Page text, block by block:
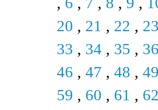
20 , 21 , 22 ,
33 , 34 , 35 ,
46 , 47 , 48 ,
59 , 60 , 61 ,